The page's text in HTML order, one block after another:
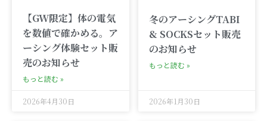
【GW限定】体の電気
を数値で確かめる。ア
ーシング体験セット販
売のお知らせ
もっと読む »
2026年4月30日
冬のアーシングTABI
& SOCKSセット販売
のお知らせ
もっと読む »
2026年1月30日